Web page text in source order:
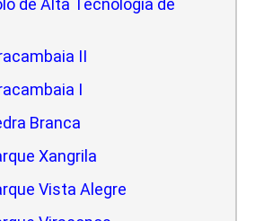
de Alta Tecnologia de
II
I
Branca
Xangrila
Vista Alegre